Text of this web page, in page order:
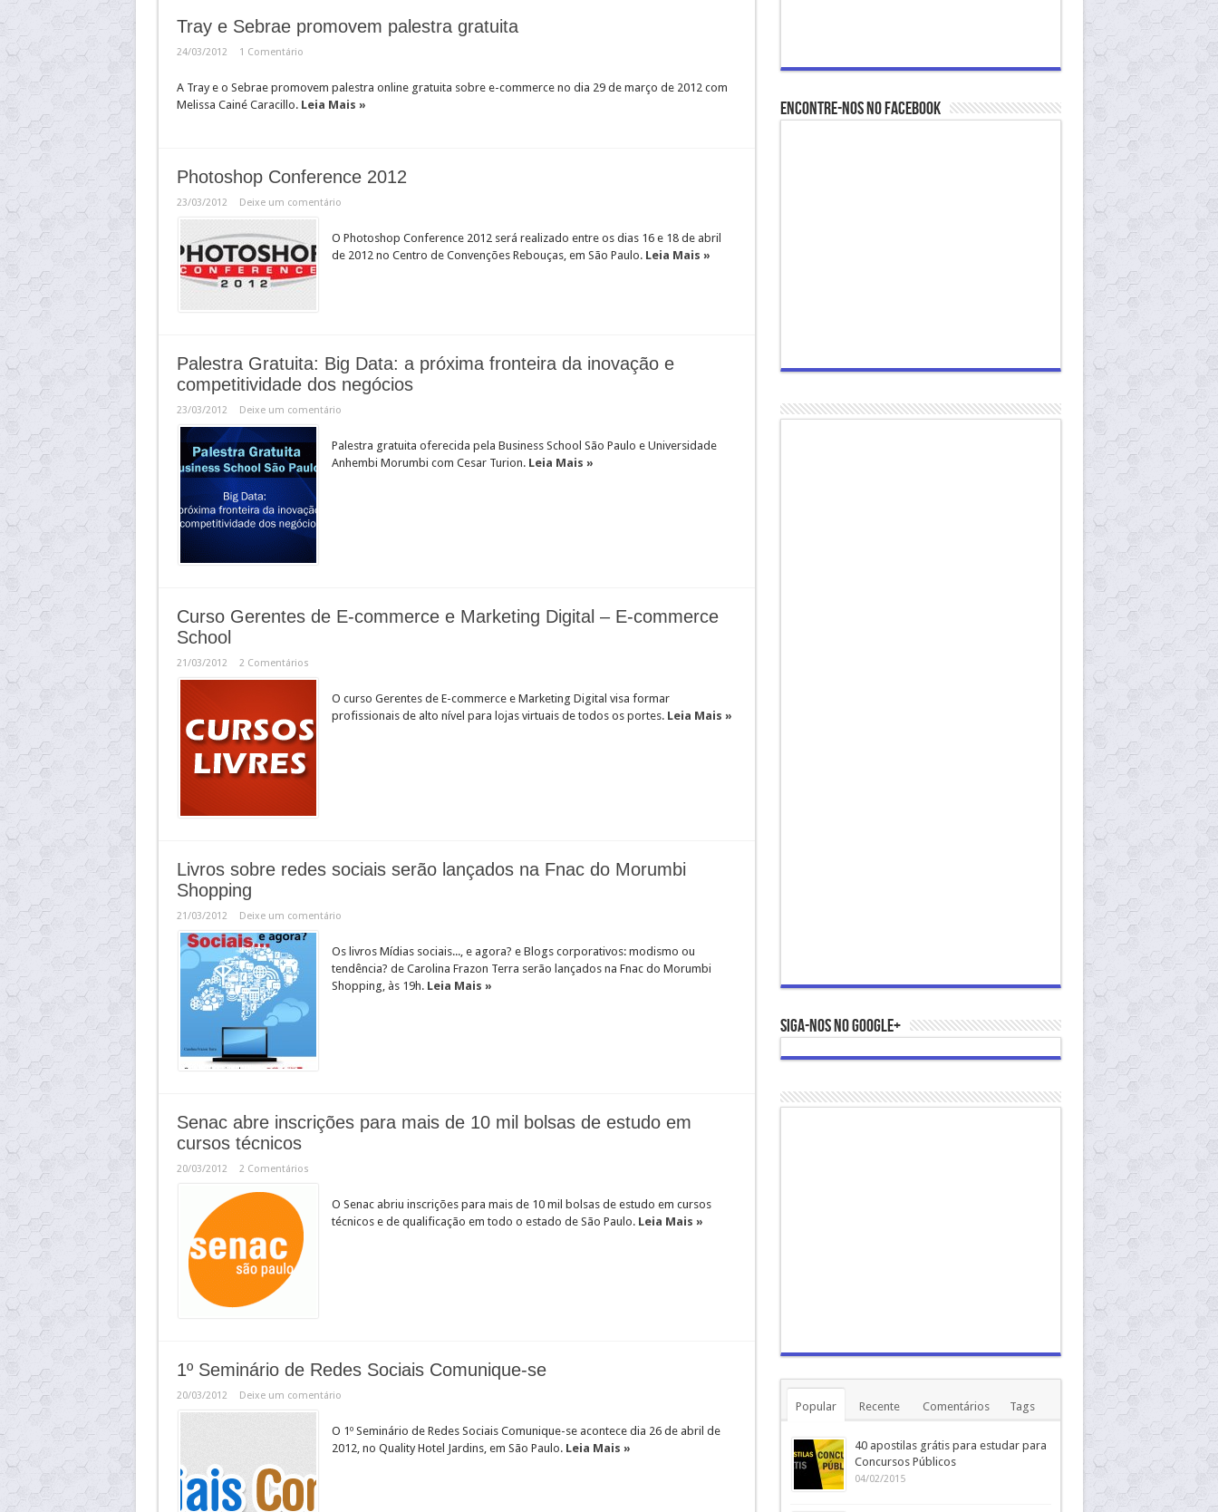
Tray e Sebrae promovem palestra gratuita
24/03/2012 1 Comentário
A Tray e o Sebrae promovem palestra online gratuita sobre e-commerce no dia 29 de março de 2012 com
Melissa Cainé Caracillo. Leia Mais »
Photoshop Conference 2012
23/03/2012 Deixe um comentário
O Photoshop Conference 2012 será realizado entre os dias 16 e 18 de abril
de 2012 no Centro de Convenções Rebouças, em São Paulo. Leia Mais »
Palestra Gratuita: Big Data: a próxima fronteira da inovação e
competitividade dos negócios
23/03/2012 Deixe um comentário
Palestra gratuita oferecida pela Business School São Paulo e Universidade
Anhembi Morumbi com Cesar Turion. Leia Mais »
Curso Gerentes de E-commerce e Marketing Digital – E-commerce
School
21/03/2012 2 Comentários
O curso Gerentes de E-commerce e Marketing Digital visa formar
profissionais de alto nível para lojas virtuais de todos os portes. Leia Mais »
Livros sobre redes sociais serão lançados na Fnac do Morumbi
Shopping
21/03/2012 Deixe um comentário
Os livros Mídias sociais..., e agora? e Blogs corporativos: modismo ou
tendência? de Carolina Frazon Terra serão lançados na Fnac do Morumbi
Shopping, às 19h. Leia Mais »
Senac abre inscrições para mais de 10 mil bolsas de estudo em
cursos técnicos
20/03/2012 2 Comentários
O Senac abriu inscrições para mais de 10 mil bolsas de estudo em cursos
técnicos e de qualificação em todo o estado de São Paulo. Leia Mais »
1º Seminário de Redes Sociais Comunique-se
20/03/2012 Deixe um comentário
O 1º Seminário de Redes Sociais Comunique-se acontece dia 26 de abril de
2012, no Quality Hotel Jardins, em São Paulo. Leia Mais »
Encontre-nos no Facebook
Siga-nos no Google+
Popular Recente Comentários Tags
40 apostilas grátis para estudar para
Concursos Públicos
04/02/2015